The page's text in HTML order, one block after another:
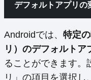
デフォルトアプリの
Androidでは、 特定
リ）のデフォルト
ることができます。
リ」の項目を選択し